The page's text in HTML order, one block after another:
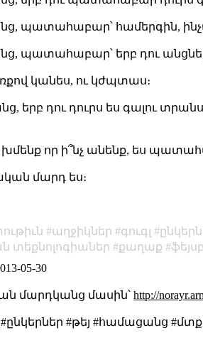
պատահաբար՝ համերգին,
պատահաբար՝ երբ դու
կանես, ու կժպտաս։
երբ դու դուրս ես գալու
խմենք որ ի՞նչ անենք, ես
մարդ ես։
աղջիկներ գուգլ
տեքնոլոգիաներ
քաղաք
05-30
մարդկանց մասին՝http://
#ընկերներ #թեյ #համացանց